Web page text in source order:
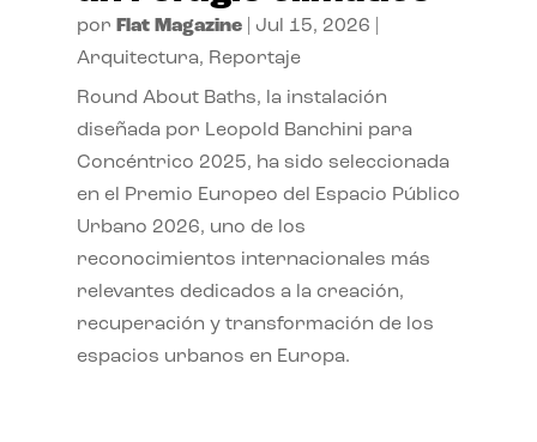
por Flat Magazine| Jul 15, 2026
Arquitectura, Reportaje
Round About Baths, la instalación
diseñada por Leopold Banchini para
Concéntrico 2025, ha sido seleccionada
en el Premio Europeo del Espacio Público
Urbano 2026, uno de los
reconocimientos internacionales más
relevantes dedicados a la creación,
recuperación y transformación de los
espacios urbanos en Europa.